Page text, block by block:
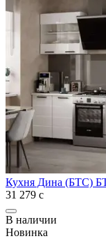
Кухня Дина (БТС)
31 279 с
В наличии
Новинка